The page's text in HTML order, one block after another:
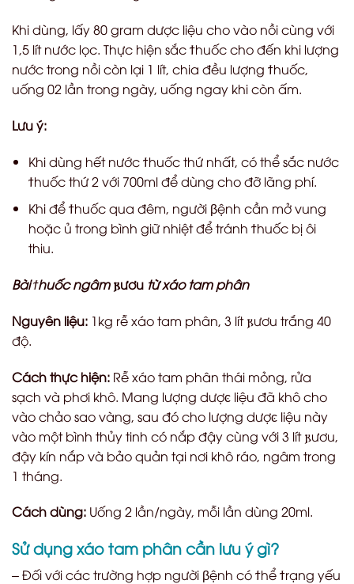
Khi dùng, lấy 80 gram dược liệu cho vào nồi cùng với
1,5 lít nước lọc. Thực hiện sắcϯhuốc cho đến khi lượng
nước trong nồi còn lại 1 lít, chia đều lượng ϯhuốc,
uống 02 lần trong ngày, uống ngay khi còn ấm.
Lưu ý:
Khi dùng hết nướcϯhuốc thứ nhất, có thể sắc nước
ϯhuốc thứ 2 với 700ml để dùng cho đỡ lãng phí.
Khi đểϯhuốc qua đêm, người βệnh cần mở vung
hoặc ủ trong bình giữ nhiệt để tránh ϯhuốc bị ôi
thiu.
Bàiϯhuốc ngâm𐍂ươu từ xáo tam phân
Nguyên liệu: 1kg rễ xáo tam phân, 3 lít𐍂ươu trắng 40
độ.
Cách thực hiện: Rễ xáo tam phân thái mỏng, rửa
sạch và phơi khô. Mang lượng dượͼ liệu đã khô cho
vào chảo sao vàng, sau đó cho lượng dượͼ liệu này
vào một bình thủy tinh có nắp đậy cùng với 3 lít𐍂ươu,
đậy kín nắp và bảo quản tại nơi khô ráo, ngâm trong
1 tháng.
Cách dùng: Uống 2 lần/ngày, mỗi lần dùng 20ml.
Sử dụng xáo tam phân cần lưu ý gì?
– Đối với các trường hợp người βệnh cóϯhểϯrạng yếu